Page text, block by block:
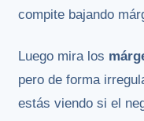
compite bajando
Luego mira los
pero de forma
estás viendo si el